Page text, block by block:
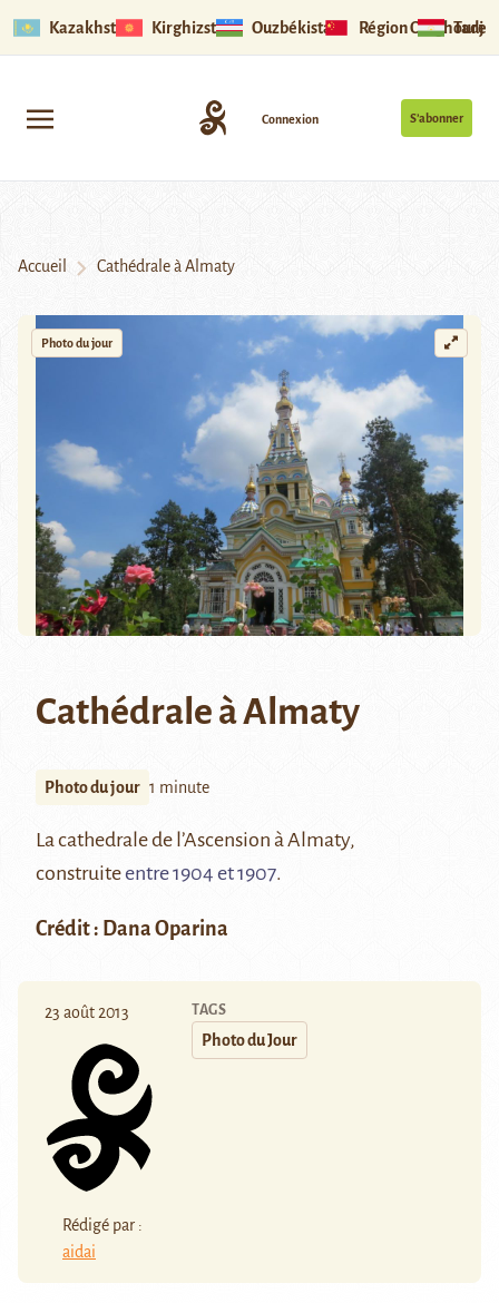
Kazakhstan Kirghizstan Ouzbékistan Région Ouïghoure
S’abonner
Connexion
Accueil Cathédrale à Almaty
Photo du jour
Cathédrale à Almaty
Photo du jour 1 minute
La cathedrale de l’Ascension à Almaty,
construiteentre 1904 et 1907.
Crédit : Dana Oparina
23 août 2013
Rédigé par :
aidai
TAGS
Photo du Jour